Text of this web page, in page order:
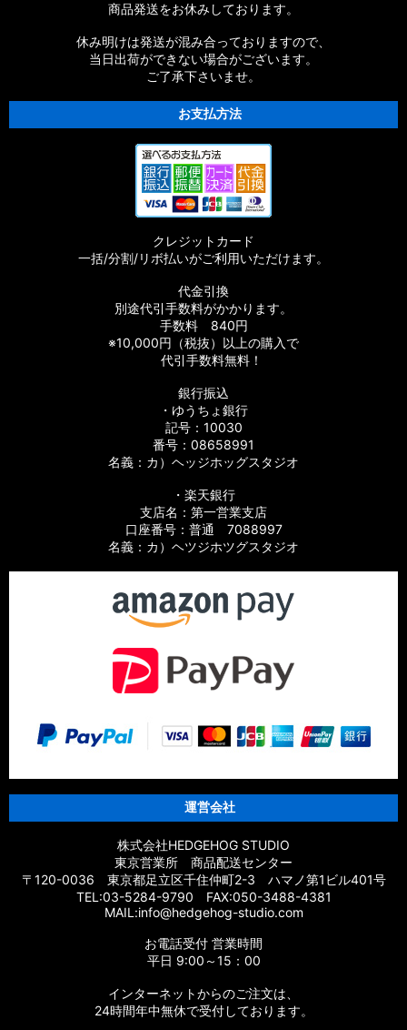
商品発送をお休みしております。
休み明けは発送が混み合っておりますので、
当日出荷ができない場合がございます。
ご了承下さいませ。
お支払方法
クレジットカード
一括/分割/リボ払いがご利用いただけます。
代金引換
別途代引手数料がかかります。
手数料 840円
※10,000円（税抜）以上の購入で
代引手数料無料！
銀行振込
・ゆうちょ銀行
記号：10030
番号：08658991
名義：カ）ヘッジホッグスタジオ
・楽天銀行
支店名：第一営業支店
口座番号：普通 7088997
名義：カ）ヘツジホツグスタジオ
運営会社
株式会社HEDGEHOG STUDIO
東京営業所 商品配送センター
〒120-0036 東京都足立区千住仲町2-3 ハマノ第1ビル401号
TEL:03-5284-9790 FAX:050-3488-4381
MAIL:info@hedgehog-studio.com
お電話受付 営業時間
平日 9:00～15：00
インターネットからのご注文は、
24時間年中無休で受付しております。